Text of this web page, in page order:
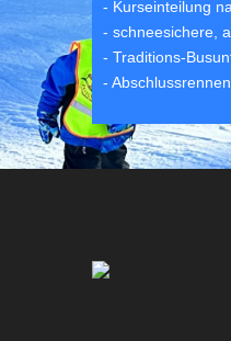
- Kurseinteilung
- schneesichere,
- Traditions-
-
Wir